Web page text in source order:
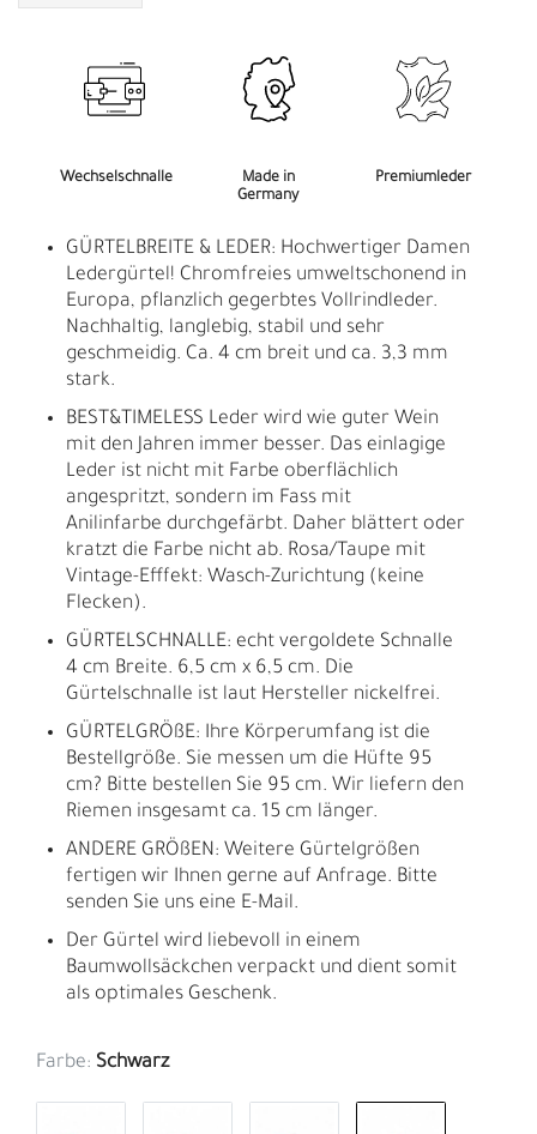
Wechselschnalle
Made in
Germany
Premiumleder
GÜRTELBREITE & LEDER: Hochwertiger Damen
Ledergürtel! Chromfreies umweltschonend in
Europa, pflanzlich gegerbtes Vollrindleder.
Nachhaltig, langlebig, stabil und sehr
geschmeidig. Ca. 4 cm breit und ca. 3,3 mm
stark.
BEST&TIMELESS Leder wird wie guter Wein
mit den Jahren immer besser. Das einlagige
Leder ist nicht mit Farbe oberflächlich
angespritzt, sondern im Fass mit
Anilinfarbe durchgefärbt. Daher blättert oder
kratzt die Farbe nicht ab. Rosa/Taupe mit
Vintage-Efffekt: Wasch-Zurichtung (keine
Flecken).
GÜRTELSCHNALLE: echt vergoldete Schnalle
4 cm Breite. 6,5 cm x 6,5 cm. Die
Gürtelschnalle ist laut Hersteller nickelfrei.
GÜRTELGRÖßE: Ihre Körperumfang ist die
Bestellgröße. Sie messen um die Hüfte 95
cm? Bitte bestellen Sie 95 cm. Wir liefern den
Riemen insgesamt ca. 15 cm länger.
ANDERE GRÖßEN: Weitere Gürtelgrößen
fertigen wir Ihnen gerne auf Anfrage. Bitte
senden Sie uns eine E-Mail.
Der Gürtel wird liebevoll in einem
Baumwollsäckchen verpackt und dient somit
als optimales Geschenk.
Farbe: Schwarz